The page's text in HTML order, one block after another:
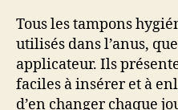
Tous les tampons
utilisés dans l’anus,
applicateur. Ils
faciles à insérer et à
d’en changer chaque